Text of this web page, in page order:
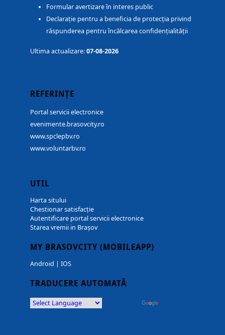
Formular avertizare în interes public
Declarație pentru a beneficia de protecția privind
răspunderea pentru încălcarea confidențialității
Ultima actualizare:07-08-2026
REFERINȚE
Portal servicii electronice
evenimente.brasovcity.ro
www.spclepbv.ro
www.voluntarbv.ro
UTIL
Harta sitului
Chestionar satisfacție
Autentificare portal servicii electronice
Starea vremii in Brașov
MY BRASOVCITY (MOBILEAPP)
Android | IOS
TRADUCERE AUTOMATĂ